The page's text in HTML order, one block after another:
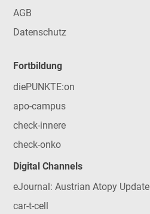
AGB
Datenschutz
Fortbildung
diePUNKTE:on
apo-campus
check-innere
check-onko
Digital Channels
eJournal: Austrian Atopy Update
car-t-cell